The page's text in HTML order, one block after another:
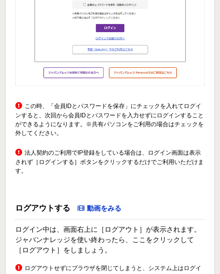
この時、「会員IDとパスワードを保存」にチェックを入れてログイ
ンすると、次回から会員IDとパスワードを入力せずにログインすること
ができるようになります。※共有パソコンをご利用の場合はチェックを
外してください。
法人契約のご利用でIP登録をしている場合は、ログイン画面は表示
されず［ログインする］ボタンをクリックするだけでご利用いただけま
す。
ログアウトする 動画をみる
ログイン中は、画面右上に［ログアウト］が表示されます。
ジャパンナレッジを使い終わったら、ここをクリックして
［ログアウト］をしましょう。
ログアウトせずにブラウザを閉じてしまうと、システム上はログイ